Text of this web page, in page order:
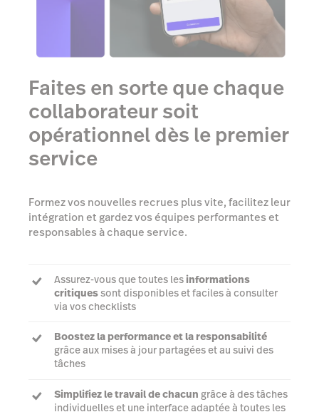
Faites en sorte que chaque
collaborateur soit
opérationnel dès le premier
service
Formez vos nouvelles recrues plus vite, facilitez leur
intégration et gardez vos équipes performantes et
responsables à chaque service.
Assurez-vous que toutes les informations
critiquessont disponibles et faciles à consulter
via vos checklists
Boostez la performance et la responsabilité
grâce aux mises à jour partagées et au suivi des
tâches
Simplifiez le travail de chacun grâce à des tâches
individuelles et une interface adaptée à toutes les